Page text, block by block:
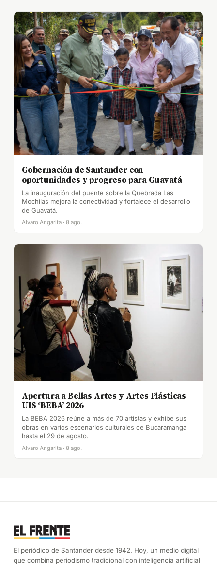
Gobernación de Santander con
oportunidades y progreso para Guavatá
La inauguración del puente sobre la Quebrada Las
Mochilas mejora la conectividad y fortalece el desarrollo
de Guavatá.
Alvaro Angarita · 8 ago.
Apertura a Bellas Artes y Artes Plásticas
UIS ‘BEBA’ 2026
La BEBA 2026 reúne a más de 70 artistas y exhibe sus
obras en varios escenarios culturales de Bucaramanga
hasta el 29 de agosto.
Alvaro Angarita · 8 ago.
El periódico de Santander desde 1942. Hoy, un medio digital
que combina periodismo tradicional con inteligencia artificial